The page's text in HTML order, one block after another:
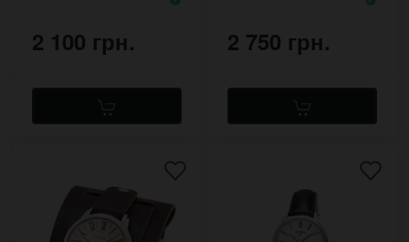
2 100 грн. 2 750 грн.